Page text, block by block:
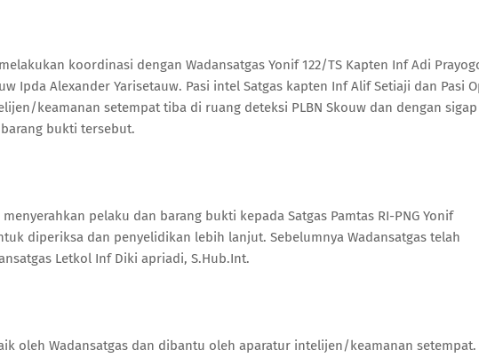
koordinasi dengan Wadansatgas Yonif 122/TS Kapten Inf Adi
Ipda Alexander Yarisetauw. Pasi intel Satgas kapten Inf Alif Setiaji dan Pasi
keamanan setempat tiba di ruang deteksi PLBN Skouw dan dengan sigap
bukti tersebut.
pelaku dan barang bukti kepada Satgas Pamtas RI-PNG Yonif
diperiksa dan penyelidikan lebih lanjut. Sebelumnya Wadansatgas telah
Letkol Inf Diki apriadi, S.Hub.Int.
oleh Wadansatgas dan dibantu oleh aparatur intelijen/keamanan setempat.